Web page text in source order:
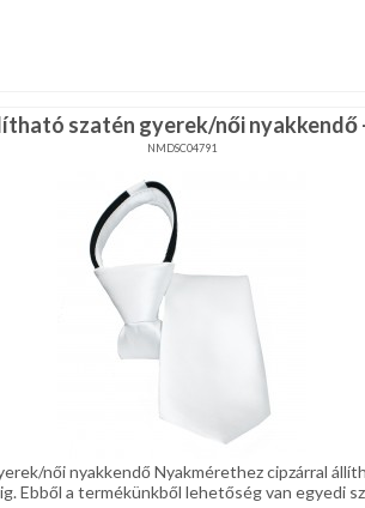
szatén gyerek/női nyakkendő
NMDSC04791
női nyakkendő Nyakmérethez cipzárral
Ebből a termékünkből lehetőség van egyedi